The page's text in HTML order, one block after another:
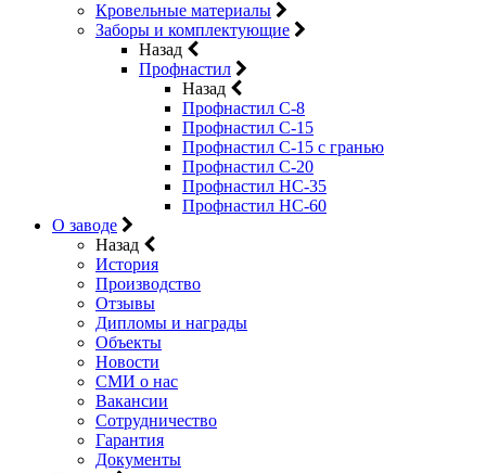
Кровельные материалы
Заборы и комплектующие
Назад
Профнастил
Назад
Профнастил С-8
Профнастил С-15
Профнастил C-15 с гранью
Профнастил C-20
Профнастил НС-35
Профнастил НС-60
О заводе
Назад
История
Производство
Отзывы
Дипломы и награды
Объекты
Новости
СМИ о нас
Вакансии
Сотрудничество
Гарантия
Документы